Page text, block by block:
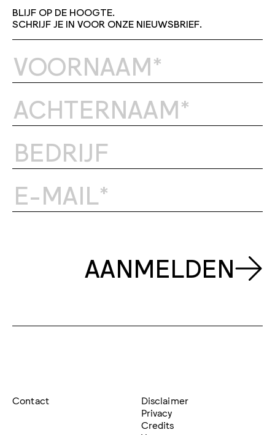
BLIJF OP DE HOOGTE.
SCHRIJF JE IN VOOR ONZE NIEUWSBRIEF.
AANMELDEN
Contact
Disclaimer
Privacy
Credits